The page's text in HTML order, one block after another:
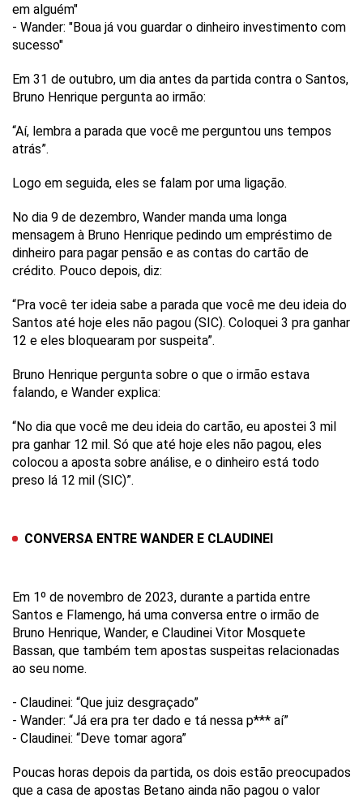
em alguém"
- Wander: "Boua já vou guardar o dinheiro investimento com
sucesso"
Em 31 de outubro, um dia antes da partida contra o Santos,
Bruno Henrique pergunta ao irmão:
“Aí, lembra a parada que você me perguntou uns tempos
atrás”.
Logo em seguida, eles se falam por uma ligação.
No dia 9 de dezembro, Wander manda uma longa
mensagem à Bruno Henrique pedindo um empréstimo de
dinheiro para pagar pensão e as contas do cartão de
crédito. Pouco depois, diz:
“Pra você ter ideia sabe a parada que você me deu ideia do
Santos até hoje eles não pagou (SIC). Coloquei 3 pra ganhar
12 e eles bloquearam por suspeita”.
Bruno Henrique pergunta sobre o que o irmão estava
falando, e Wander explica:
“No dia que você me deu ideia do cartão, eu apostei 3 mil
pra ganhar 12 mil. Só que até hoje eles não pagou, eles
colocou a aposta sobre análise, e o dinheiro está todo
preso lá 12 mil (SIC)”.
CONVERSA ENTRE WANDER E CLAUDINEI
Em 1º de novembro de 2023, durante a partida entre
Santos e Flamengo, há uma conversa entre o irmão de
Bruno Henrique, Wander, e Claudinei Vitor Mosquete
Bassan, que também tem apostas suspeitas relacionadas
ao seu nome.
- Claudinei: “Que juiz desgraçado”
- Wander: “Já era pra ter dado e tá nessa p*** aí”
- Claudinei: “Deve tomar agora”
Poucas horas depois da partida, os dois estão preocupados
que a casa de apostas Betano ainda não pagou o valor